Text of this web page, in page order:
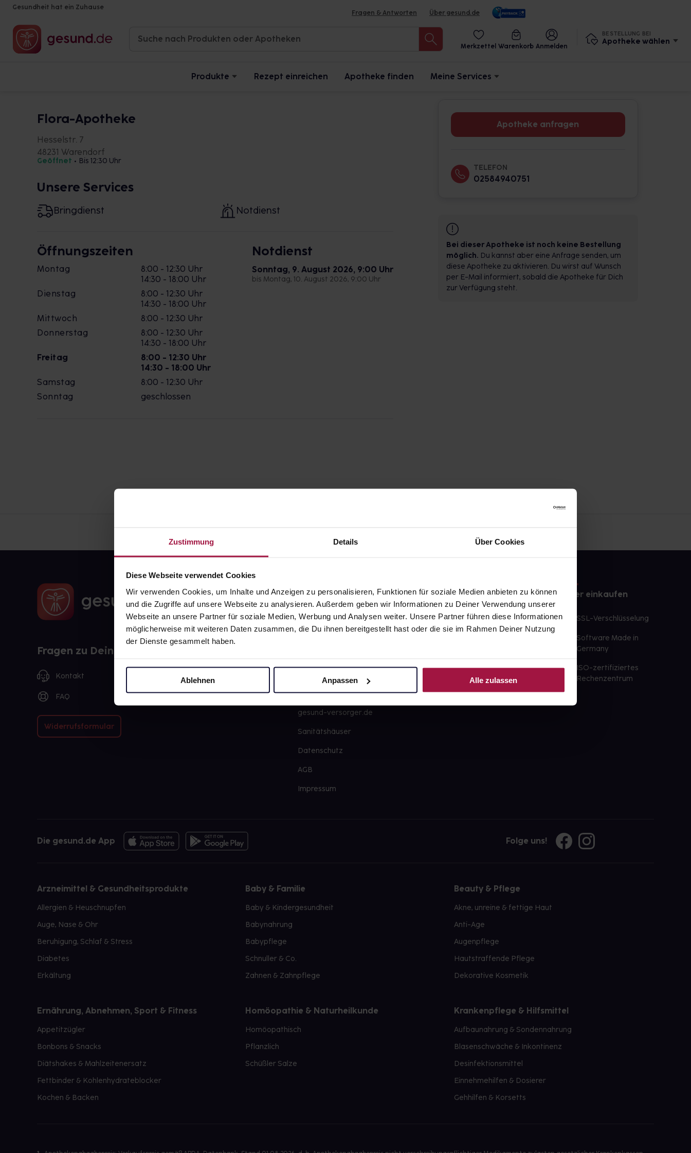
Zustimmung Details Über Cookies
Diese Webseite verwendet Cookies
Wir verwenden Cookies, um Inhalte und Anzeigen zu personalisieren, Funktionen für soziale Medien anbieten zu können
und die Zugriffe auf unsere Webseite zu analysieren. Außerdem geben wir Informationen zu Deiner Verwendung unserer
Webseite an unsere Partner für soziale Medien, Werbung und Analysen weiter. Unsere Partner führen diese Informationen
möglicherweise mit weiteren Daten zusammen, die Du ihnen bereitgestellt hast oder die sie im Rahmen Deiner Nutzung
der Dienste gesammelt haben.
Ablehnen Anpassen Alle zulassen
Gesundheit hat ein Zuhause
Fragen & Antworten Über gesund.de
Merkzettel Warenkorb Anmelden
BESTELLUNG BEI
Apotheke wählen
Produkte Rezept einreichen Apotheke finden Meine Services
Flora-Apotheke
Hesselstr. 7
48231 Warendorf
Geöffnet • Bis 12:30 Uhr
Unsere Services
Bringdienst Notdienst
Öffnungszeiten
Montag
8:00 - 12:30 Uhr
14:30 - 18:00 Uhr
Dienstag
8:00 - 12:30 Uhr
14:30 - 18:00 Uhr
Mittwoch
8:00 - 12:30 Uhr
Donnerstag
8:00 - 12:30 Uhr
14:30 - 18:00 Uhr
Freitag
8:00 - 12:30 Uhr
14:30 - 18:00 Uhr
Samstag
8:00 - 12:30 Uhr
Sonntag
geschlossen
Notdienst
Sonntag, 9. August 2026, 9:00 Uhr
bis Montag, 10. August 2026, 9:00 Uhr
Apotheke anfragen
TELEFON
02584940751
Bei dieser Apotheke ist noch keine Bestellung
möglich. Du kannst aber eine Anfrage senden, um
diese Apotheke zu aktivieren. Du wirst auf Wunsch
per E-Mail informiert, sobald die Apotheke für Dich
zur Verfügung steht.
Fragen zu Deiner Bestellung?
Kontakt
FAQ
Widerrufsformular
gesund.de
Über uns
PAYBACK
gesund-versorger.de
Sanitätshäuser
Datenschutz
AGB
Impressum
Unsere Vorteile
Ausgewählte Wunschprodukte
sofort abholbereit
Freie Wahl der Apotheke
Sicher einkaufen
SSL-Verschlüsselung
Software Made in
Germany
ISO-zertifiziertes
Rechenzentrum
Die gesund.de App Folge uns!
Arzneimittel & Gesundheitsprodukte
Allergien & Heuschnupfen
Auge, Nase & Ohr
Beruhigung, Schlaf & Stress
Diabetes
Erkältung
Baby & Familie
Baby & Kindergesundheit
Babynahrung
Babypflege
Schnuller & Co.
Zahnen & Zahnpflege
Beauty & Pflege
Akne, unreine & fettige Haut
Anti-Age
Augenpflege
Hautstraffende Pflege
Dekorative Kosmetik
Ernährung, Abnehmen, Sport & Fitness
Appetitzügler
Bonbons & Snacks
Diätshakes & Mahlzeitenersatz
Fettbinder & Kohlenhydrateblocker
Kochen & Backen
Homöopathie & Naturheilkunde
Homöopathisch
Pflanzlich
Schüßler Salze
Krankenpflege & Hilfsmittel
Aufbaunahrung & Sondennahrung
Blasenschwäche & Inkontinenz
Desinfektionsmittel
Einnehmehilfen & Dosierer
Gehhilfen & Korsetts